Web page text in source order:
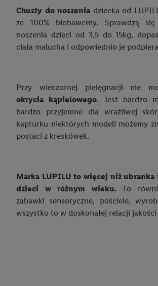
Chusty do noszenia dziecka od
ze 100% biobawełny. Sprawdzą
noszenia dzieci od 3,5 do 15kg,
ciała malucha i odpowiednio je
Przy wieczornej pielęgnacji nie
okrycia kąpielowego. Jest bardzo
bardzo przyjemne dla wrażliwej
kapturku niektórych modeli możemy
postaci z kreskówek.
Marka LUPILU to więcej niż ubranka
dzieci w różnym wieku. To
zabawki sensoryczne, pościele,
wszystko to w doskonałej relacji jakości
z różnych źródeł, opracowywanie i
skuteczności reklam, wykorzystanie
wyboru reklam, wykorzystanie profili do
spersonalizowanych reklam, tworzenie profili
Użycie dokładnych danych
Przechowywanie informacji na urządzeniu
nich. Rozumienie odbiorców dzięki
kombinacji danych z różnych źródeł. Pomiar
efektywności reklam. Wykorzystanie profili
ograniczonych danych do wyboru reklam.
ulepszanie usług.
Lista partnerów (dostawców)